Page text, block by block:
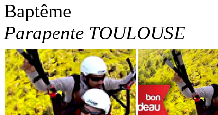
Baptême
Parapente TOULOUSE